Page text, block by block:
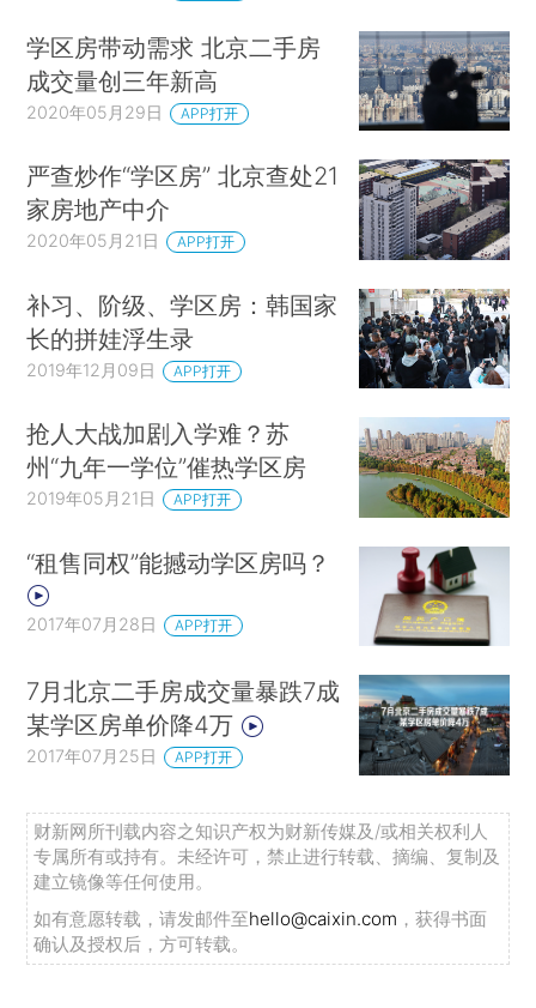
学区房带动需求 北京二手房
成交量创三年新高
2020年05月29日 APP打开
严查炒作“学区房” 北京查处21
家房地产中介
2020年05月21日 APP打开
补习、阶级、学区房：韩国家
长的拼娃浮生录
2019年12月09日 APP打开
抢人大战加剧入学难？苏
州“九年一学位”催热学区房
2019年05月21日 APP打开
“租售同权”能撼动学区房吗？
2017年07月28日 APP打开
7月北京二手房成交量暴跌7成
某学区房单价降4万
2017年07月25日 APP打开
财新网所刊载内容之知识产权为财新传媒及/或相关权利人
专属所有或持有。未经许可，禁止进行转载、摘编、复制及
建立镜像等任何使用。
如有意愿转载，请发邮件至hello@caixin.com ，获得书面
确认及授权后，方可转载。